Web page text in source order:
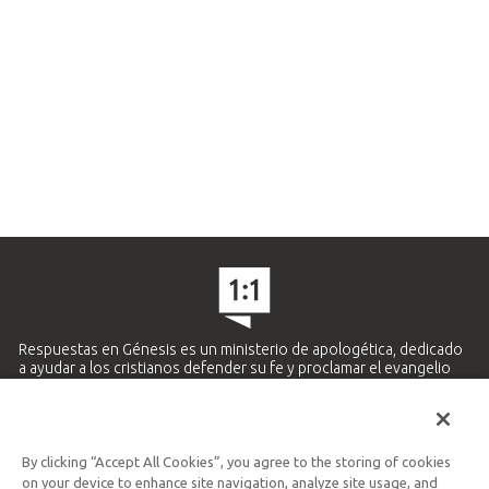
Respuestas en Génesis es un ministerio de apologética, dedicado
a ayudar a los cristianos defender su fe y proclamar el evangelio
Ministerio Hispano y Latinoamericano
By clicking “Accept All Cookies”, you agree to the storing of cookies
on your device to enhance site navigation, analyze site usage, and